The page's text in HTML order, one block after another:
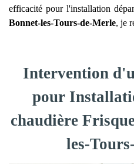
efficacité pour l'installation
Bonnet-les-Tours-de-Merle, je
Intervention
pour
chaudière
les-